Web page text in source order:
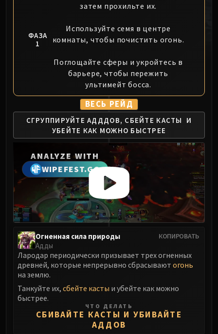
The Spirit Kings
Elegon
Imperial Vizier Zor'lok
Blade Lord Ta'yak
Garalon
Wind Lord Mel'jarak
Amber-Shaper Un'sok
Grand Empress Shek'zeer
Protectors of the Endless
Tsulong
Lei Shi
Sha of Fear
LIBERATION OF UNDERMINE
Vexie and the Geargrinders
Cauldron of Carnage
Stix Bunkjunker
Sprocketmonger Lockenstock
One-Armed Bandit
Chrome King Gallywix
DRAGON SOUL
Morchok
Warlord Zon'ozz
ФАЗА
1
затем прохильте их.
Используйте семя в центре
комнаты, чтобы почистить огонь.
Поглощайте сферы и укройтесь в
барьере, чтобы пережить
ультимейт босса.
ВЕСЬ РЕЙД
СГРУППИРУЙТЕ АДДДОВ, СБЕЙТЕ КАСТЫ
И
УБЕЙТЕ КАК МОЖНО БЫСТРЕЕ
ANALYZE WITH
WIPEFEST.GG
КОПИРОВАТЬ
Огненная сила природы
Адды
Лародар периодически призывает трех огненных
древней, которые непрерывно сбрасывают огонь
на землю.
Танкуйте их, сбейте касты и убейте как можно
быстрее.
ЧТО ДЕЛАТЬ
СБИВАЙТЕ КАСТЫ И УБИВАЙТЕ
АДДОВ